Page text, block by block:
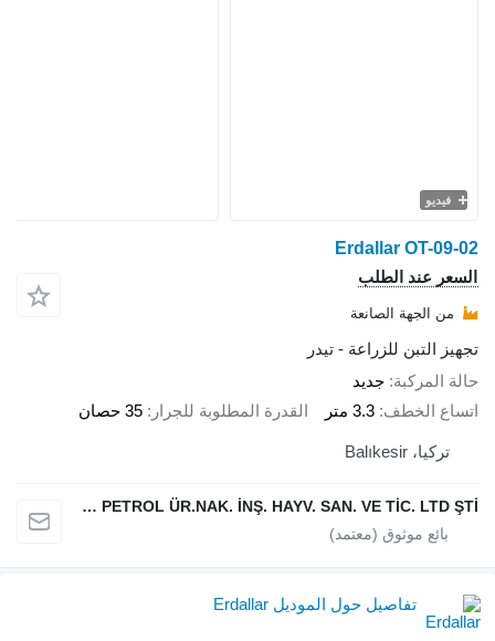
فيديو
Erdallar OT-09-02
السعر عند الطلب
من الجهة الصانعة
تجهيز التبن للزراعة - تيدر
حالة المركبة جديد
اتساع الخطف 3.3 متر القدرة المطلوبة للجرار 35 حصان
تركيا، Balıkesir
ERDALLAR TARIMSAL MAKİNA PETROL ÜR.NAK. İNŞ. HAYV. SAN. VE TİC. LTD ŞTİ
تفاصيل حول الموديل Erdallar